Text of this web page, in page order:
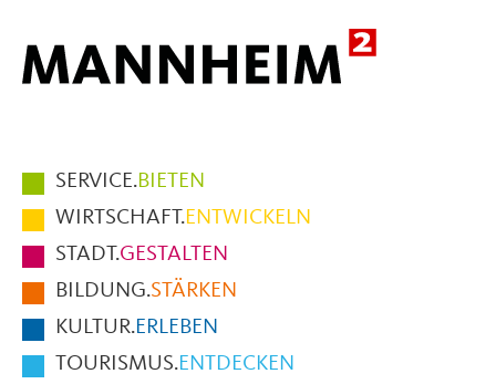
Hauptmenüpunkte
im
Fußbereich
der
Seite
SERVICE.BIETEN
WIRTSCHAFT.ENTWICKELN
STADT.GESTALTEN
BILDUNG.STÄRKEN
KULTUR.ERLEBEN
TOURISMUS.ENTDECKEN